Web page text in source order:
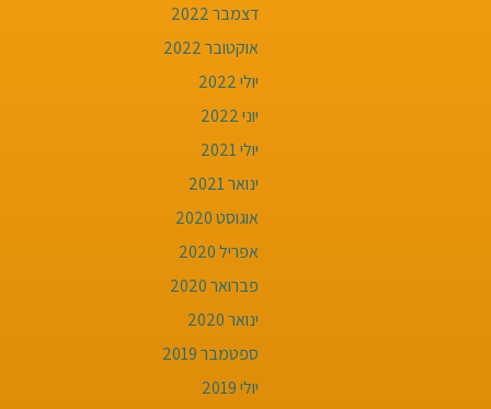
דצמבר 2022
אוקטובר 2022
יולי 2022
יוני 2022
יולי 2021
ינואר 2021
אוגוסט 2020
אפריל 2020
פברואר 2020
ינואר 2020
ספטמבר 2019
יולי 2019